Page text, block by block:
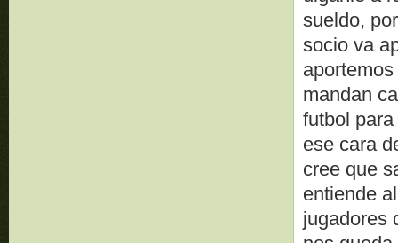
sueldo,
socio va
mandan
futbol
ese cara
cree que
entiende
jugadores